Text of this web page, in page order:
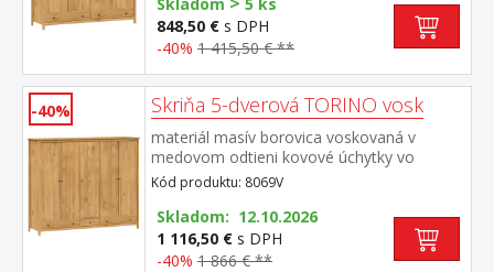
pravej polovici 3 police v spodnej časti 2
zásuvky s kovovými pojazdmi odporúčaný
nadstavec 8168V
848,50 € s DPH
-40% 1 415,50 € **
-40% Skriňa 5-dverová TORINO vosk
materiál masív borovica voskovaná v
medovom odtieni kovové úchytky vo
farebnom prevedení černená
mosadz priestor delený v pomere 2:1:2 v
ľavej a pravej širšej časti šatníková tyč a
polica na klobúky v strednej úzkej časti 3
police v spodnej časti 3 zásuvky s kovovými
Kód produktu: 8069V
Skladom: 12.10.2026
1 116,50 € s DPH
-40% 1 866 € **